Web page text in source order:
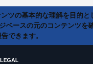
ツの基本的な理解を目的
ースの元のコンテンツを
できます。
LEGAL